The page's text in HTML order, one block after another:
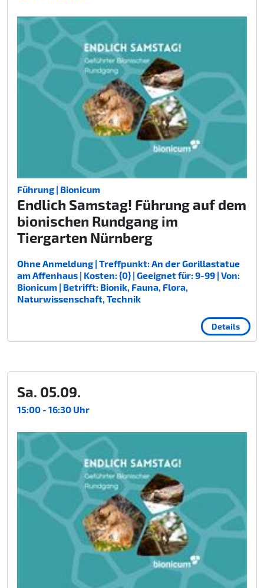
Führung | Bionicum
Endlich Samstag! Führung auf dem
bionischen Rundgang im
Tiergarten Nürnberg
Ohne Anmeldung | Treffpunkt: An der Gorillastatue
am Affenhaus | Kosten: {0} | Geeignet für: 9-99 | Von:
Bionicum | Betrifft: Bionik, Fauna, Flora,
Naturwissenschaft, Technik
Details
Sa. 05.09.
15:00 - 16:30 Uhr